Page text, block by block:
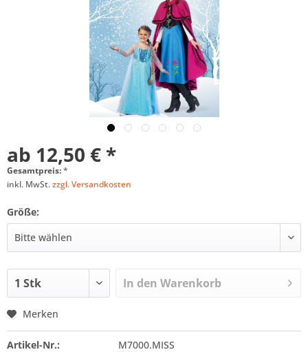
ab 12,50 € *
Gesamtpreis:*
inkl. MwSt.zzgl. Versandkosten
Größe:
In den Warenkorb
Merken
Artikel-Nr.:
M7000.MISS